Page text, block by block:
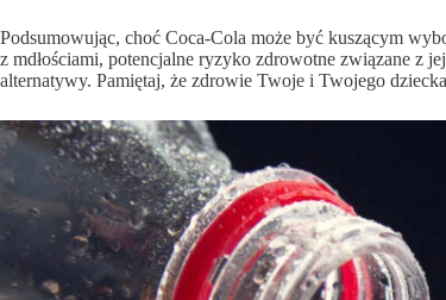
Podsumowując, choć Coca-Cola może być kuszącym
z mdłościami, potencjalne ryzyko zdrowotne związane z
alternatywy. Pamiętaj, że zdrowie Twoje i Twojego